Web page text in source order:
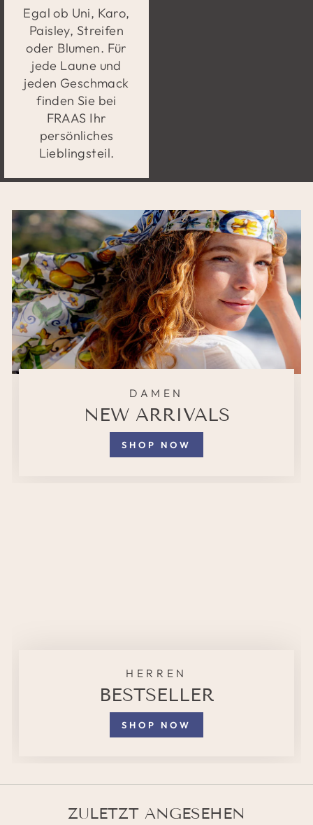
Egal ob Uni, Karo,
Paisley, Streifen
oder Blumen. Für
jede Laune und
jeden Geschmack
finden Sie bei
FRAAS Ihr
persönliches
Lieblingsteil.
DAMEN
NEW ARRIVALS
SHOP NOW
HERREN
BESTSELLER
SHOP NOW
ZULETZT ANGESEHEN